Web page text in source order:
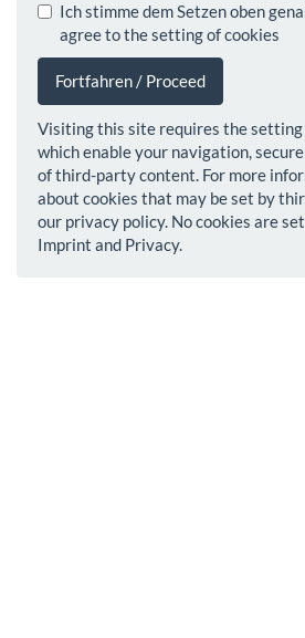
Ich stimme dem Setzen oben
agree to the setting of cookies
Fortfahren / Proceed
Visiting this site requires the setting
which enable your navigation,
of third-party content. For more
about cookies that may be set by
our privacy policy. No cookies are
Imprint and Privacy.